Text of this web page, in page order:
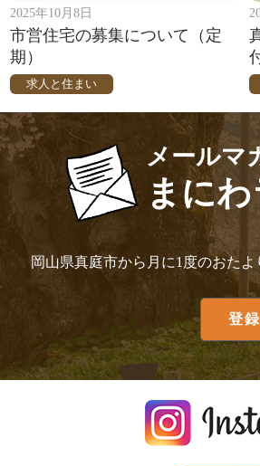
2025年10月8日
市営住宅の募集について（定
期）
求人と住まい
メールマ
まに
岡山県真庭市から月に1度のおた